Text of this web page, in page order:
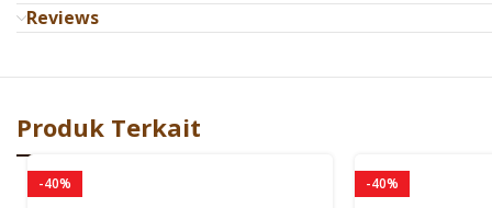
Reviews
Produk Terkait
-40% -40%